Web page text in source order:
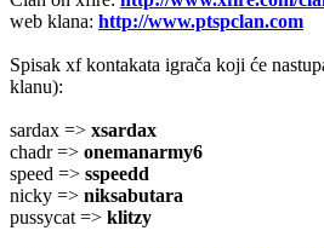
web klana: http://www.ptspclan.com
Spisak xf kontakata igrača koji će
klanu):
sardax => xsardax
chadr => onemanarmy6
speed => sspeedd
nicky => niksabutara
pussycat => klitzy